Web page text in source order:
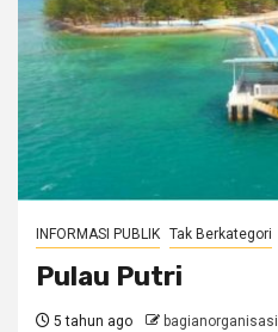
INFORMASI PUBLIK Tak Berkategori
Pulau Putri
5 tahun ago bagianorganisasi